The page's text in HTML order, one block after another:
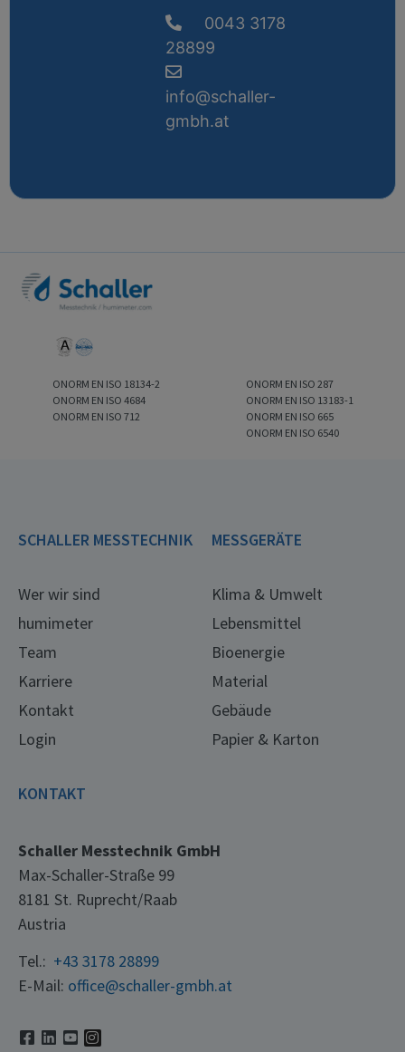
0043 3178
28899
info@schaller-
gmbh.at
ONORM EN ISO 18134-2
ONORM EN ISO 4684
ONORM EN ISO 712
ONORM EN ISO 287
ONORM EN ISO 13183-1
ONORM EN ISO 665
ONORM EN ISO 6540
SCHALLER MESSTECHNIK
Wer wir sind
humimeter
Team
Karriere
Kontakt
Login
MESSGERÄTE
Klima & Umwelt
Lebensmittel
Bioenergie
Material
Gebäude
Papier & Karton
KONTAKT
Schaller Messtechnik GmbH
Max-Schaller-Straße 99
8181 St. Ruprecht/Raab
Austria
Tel.: +43 3178 28899
E-Mail: office@schaller-gmbh.at